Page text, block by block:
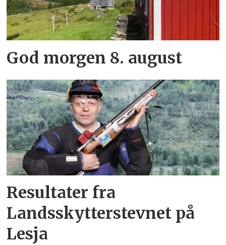
God morgen 8. august
Resultater fra
Landsskytterstevnet på
Lesja